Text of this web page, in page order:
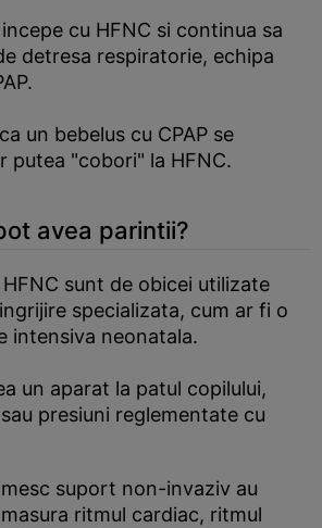
cu HFNC si continua sa
detresa respiratorie, echipa
un bebelus cu CPAP se
putea "cobori" la HFNC.
avea parintii?
HFNC sunt de obicei utilizate
specializata, cum ar fi o
intensiva neonatala.
un aparat la patul copilului,
presiuni reglementate cu
suport non-invaziv au
ritmul cardiac, ritmul